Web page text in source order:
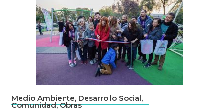
Medio Ambiente, Desarrollo Social,
Comunidad, Obras